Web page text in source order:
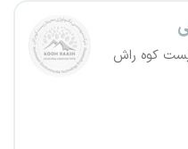
کوه راش